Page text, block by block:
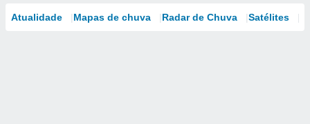
Atualidade Mapas de chuva Radar de Chuva Satélites